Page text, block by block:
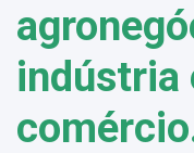
indústria